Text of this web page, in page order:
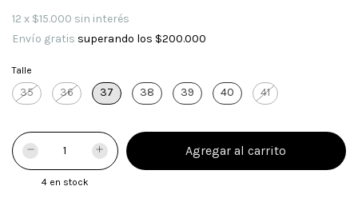
12 x $15.000 sin interés
Envío gratis superando los $200.000
Talle
35 36 37 38 39 40 41
4en stock